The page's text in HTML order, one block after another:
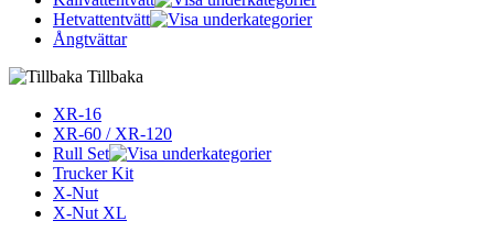
Hetvattentvätt
Ångtvättar
Tillbaka
XR-16
XR-60 / XR-120
Rull Set
Trucker Kit
X-Nut
X-Nut XL